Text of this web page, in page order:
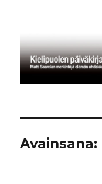
Avainsana: